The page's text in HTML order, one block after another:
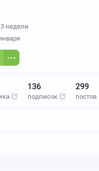
3 недели
136
подписок
299
постов